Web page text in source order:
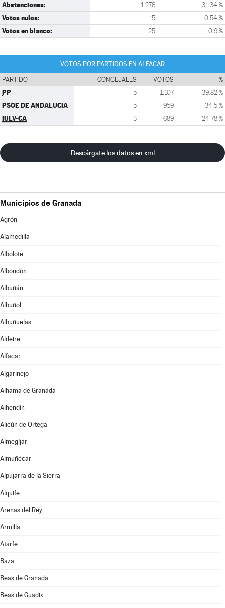
Abstenciones: 1.276 31,34 %
Votos nulos: 15 0,54 %
Votos en blanco: 25 0,9 %
VOTOS POR PARTIDOS EN ALFACAR
PARTIDO CONCEJALES VOTOS %
PP 5 1.107 39,82 %
PSOE DE ANDALUCIA 5 959 34,5 %
IULV-CA 3 689 24,78 %
Descárgate los datos en xml
Municipios de Granada
Agrón
Alamedilla
Albolote
Albondón
Albuñán
Albuñol
Albuñuelas
Aldeire
Alfacar
Algarinejo
Alhama de Granada
Alhendín
Alicún de Ortega
Almegíjar
Almuñécar
Alpujarra de la Sierra
Alquife
Arenas del Rey
Armilla
Atarfe
Baza
Beas de Granada
Beas de Guadix